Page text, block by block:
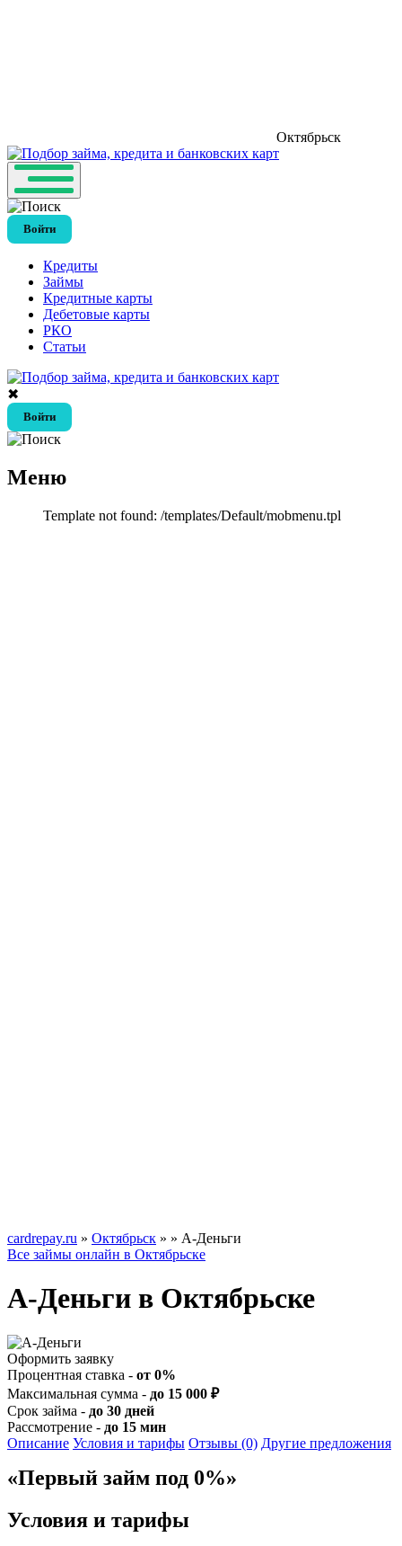
Октябрьск
Войти
Кредиты
Займы
Кредитные карты
Дебетовые карты
РКО
Статьи
✖
Войти
Меню
Template not found: /templates/Default/mobmenu.tpl
cardrepay.ru » Октябрьск » » А-Деньги
Все займы онлайн в Октябрьске
А-Деньги в Октябрьске
Оформить заявку
Процентная ставка - от 0%
Максимальная сумма - до 15 000 ₽
Срок займа - до 30 дней
Рассмотрение - до 15 мин
Описание Условия и тарифы Отзывы (0) Другие предложения
«Первый займ под 0%»
Условия и тарифы